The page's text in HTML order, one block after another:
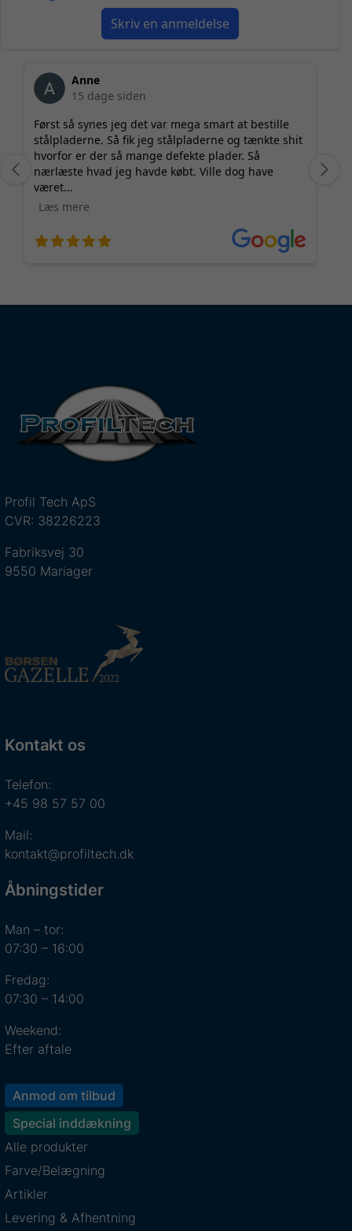
Profil Tech ApS
CVR: 38226223
Fabriksvej 30
9550 Mariager
Kontakt os
Telefon:
+45 98 57 57 00
Mail:
kontakt@profiltech.dk
Åbningstider
Man – tor:
07:30 – 16:00
Fredag:
07:30 – 14:00
Weekend:
Efter aftale
Anmod om tilbud
Special inddækning
Alle produkter
Farve/Belægning
Artikler
Levering & Afhentning